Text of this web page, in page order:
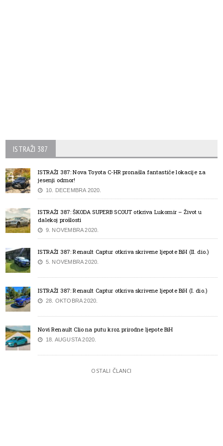
ISTRAŽI 387
ISTRAŽI 387: Nova Toyota C-HR pronašla fantastiče lokacije za
jesenji odmor!
10. DECEMBRA 2020.
ISTRAŽI 387: ŠKODA SUPERB SCOUT otkriva Lukomir – Život u
dalekoj prošlosti
9. NOVEMBRA 2020.
ISTRAŽI 387: Renault Captur otkriva skrivene ljepote BiH (II. dio.)
5. NOVEMBRA 2020.
ISTRAŽI 387: Renault Captur otkriva skrivene ljepote BiH (I. dio.)
28. OKTOBRA 2020.
Novi Renault Clio na putu kroz prirodne ljepote BiH
18. AUGUSTA 2020.
OSTALI ČLANCI